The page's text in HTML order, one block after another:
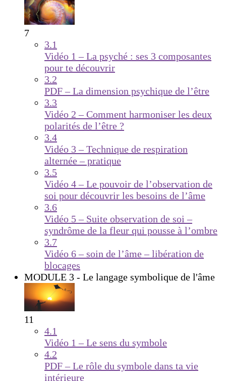
7
3.1
Vidéo 1 – La psyché : ses 3 composantes
pour te découvrir
3.2
PDF – La dimension psychique de l’être
3.3
Vidéo 2 – Comment harmoniser les deux
polarités de l’être ?
3.4
Vidéo 3 – Technique de respiration
alternée – pratique
3.5
Vidéo 4 – Le pouvoir de l’observation de
soi pour découvrir les besoins de l’âme
3.6
Vidéo 5 – Suite observation de soi –
syndrôme de la fleur qui pousse à l’ombre
3.7
Vidéo 6 – soin de l’âme – libération de
blocages
MODULE 3 - Le langage symbolique de l'âme
11
4.1
Vidéo 1 – Le sens du symbole
4.2
PDF – Le rôle du symbole dans ta vie
intérieure